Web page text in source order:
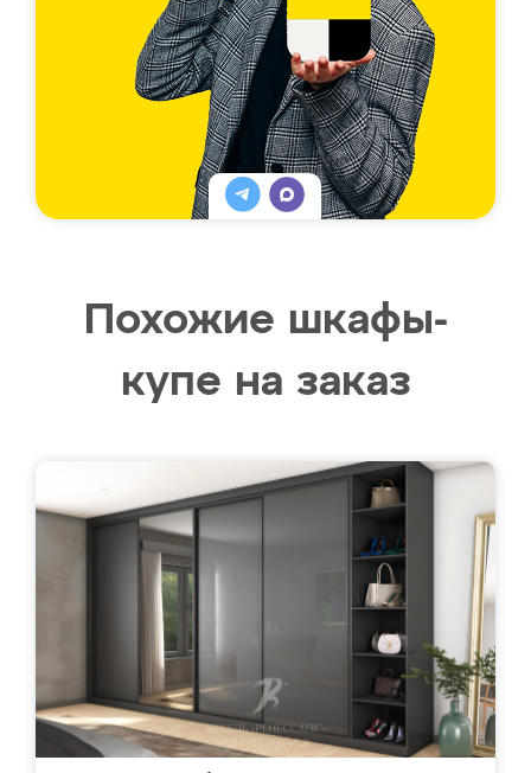
Похожие шкафы-
купе на заказ